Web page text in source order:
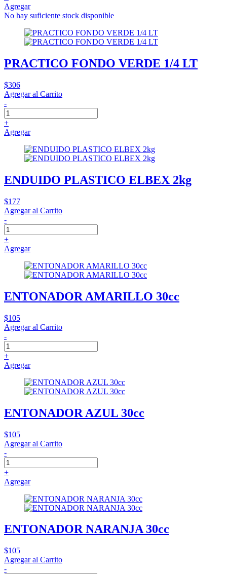
Agregar
No hay suficiente stock disponible
PRACTICO FONDO VERDE 1/4 LT
$306
Agregar al Carrito
-
+
Agregar
ENDUIDO PLASTICO ELBEX 2kg
$177
Agregar al Carrito
-
+
Agregar
ENTONADOR AMARILLO 30cc
$105
Agregar al Carrito
-
+
Agregar
ENTONADOR AZUL 30cc
$105
Agregar al Carrito
-
+
Agregar
ENTONADOR NARANJA 30cc
$105
Agregar al Carrito
-